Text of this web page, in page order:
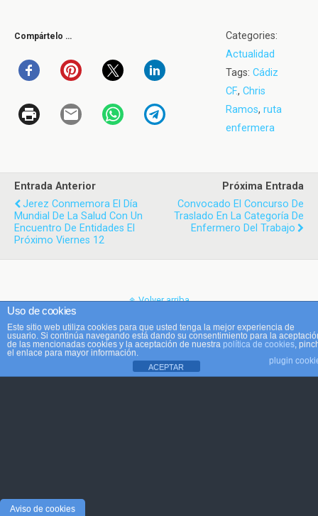
Compártelo …
Categories:
Actualidad
Tags: Cádiz
CF., Chris
Ramos, ruta
enfermera
Entrada Anterior
Jerez Conmemora El Día
Mundial De La Salud Con Un
Encuentro De Entidades El
Próximo Viernes 12
Próxima Entrada
Convocado El Concurso De
Traslado En La Categoría De
Enfermero Del Trabajo
Volver arriba
Móvil Escritorio
Uso de cookies
Este sitio web utiliza cookies para que usted tenga la mejor experiencia de
usuario. Si continúa navegando está dando su consentimiento para la
de las mencionadas cookies y la aceptación de nuestra política de cookies ,
el enlace para mayor información.
plugin
ACEPTAR
Aviso de cookies